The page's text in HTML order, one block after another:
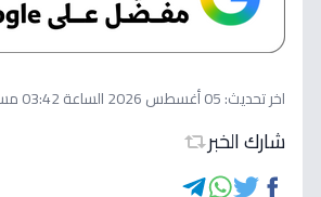
اخر تحديث:05 أغسطس 2026 الساعة 03:42 مساءاً
شارك الخبر